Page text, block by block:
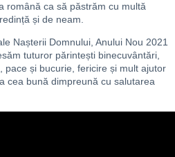
română ca să păstrăm cu multă
și de neam.
Nașterii Domnului, Anului Nou 2021
tuturor părintești binecuvântări,
pace și bucurie, fericire și mult ajutor
cea bună dimpreună cu salutarea